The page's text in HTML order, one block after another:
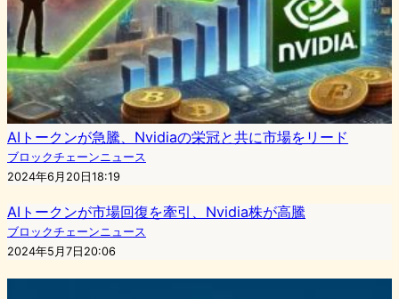
AIトークンが急騰、Nvidiaの栄冠と共に市場をリード
ブロックチェーンニュース
2024年6月20日18:19
AIトークンが市場回復を牽引、Nvidia株が高騰
ブロックチェーンニュース
2024年5月7日20:06